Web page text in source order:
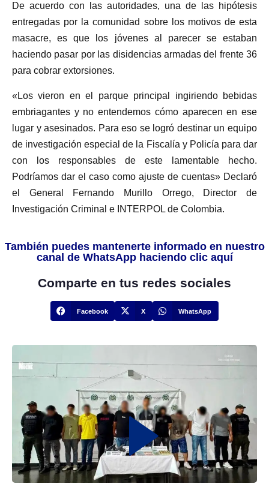
De acuerdo con las autoridades, una de las hipótesis
entregadas por la comunidad sobre los motivos de esta
masacre, es que los jóvenes al parecer se estaban
haciendo pasar por las disidencias armadas del frente 36
para cobrar extorsiones.
«Los vieron en el parque principal ingiriendo bebidas
embriagantes y no entendemos cómo aparecen en ese
lugar y asesinados. Para eso se logró destinar un equipo
de investigación especial de la Fiscalía y Policía para dar
con los responsables de este lamentable hecho.
Podríamos dar el caso como ajuste de cuentas» Declaró
el General Fernando Murillo Orrego, Director de
Investigación Criminal e INTERPOL de Colombia.
También puedes mantenerte informado en nuestro
canal de WhatsApp haciendo clic aquí
Comparte en tus redes sociales
Facebook X WhatsApp